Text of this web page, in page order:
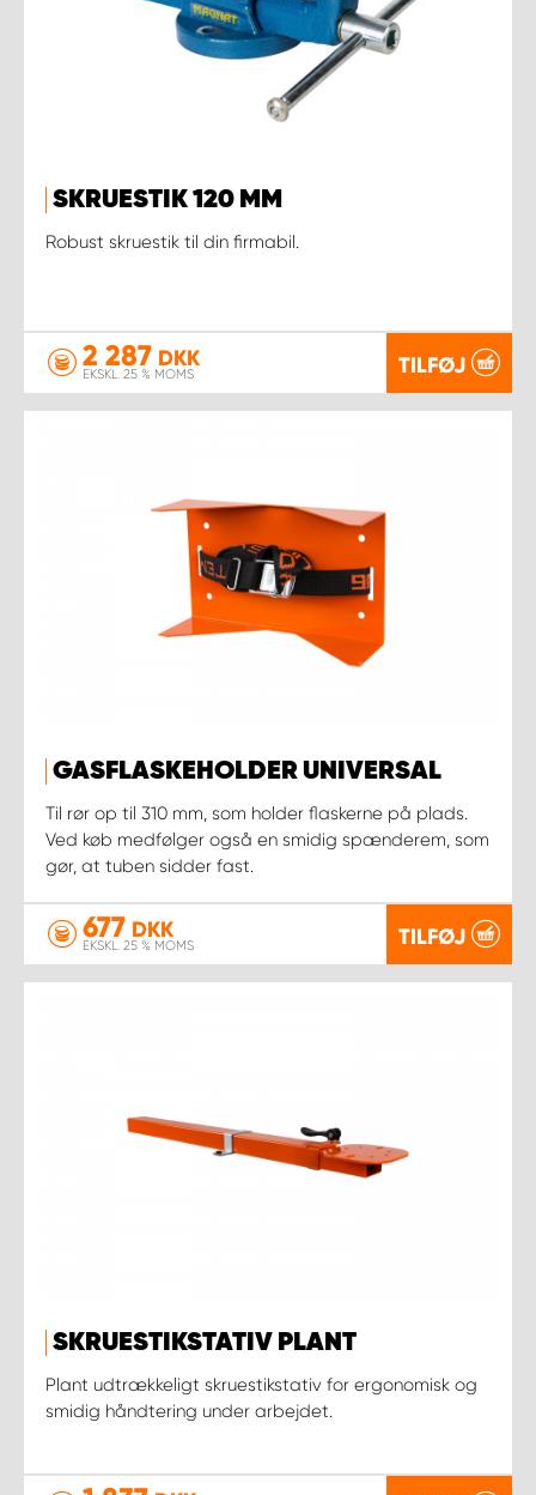
SKRUESTIK 120 MM
Robust skruestik til din firmabil.
2 287 DKK
EKSKL. 25 % MOMS TILFØJ
GASFLASKEHOLDER UNIVERSAL
Til rør op til 310 mm, som holder flaskerne på plads.
Ved køb medfølger også en smidig spænderem, som
gør, at tuben sidder fast.
677 DKK
EKSKL. 25 % MOMS TILFØJ
SKRUESTIKSTATIV PLANT
Plant udtrækkeligt skruestikstativ for ergonomisk og
smidig håndtering under arbejdet.